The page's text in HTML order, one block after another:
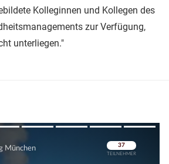
Kolleginnen und Kollegen des
zur Verfügung,
unterliegen."
Überspringen